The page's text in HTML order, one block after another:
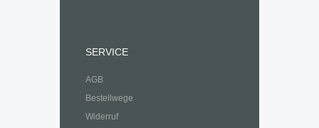
SERVICE
AGB
Bestellwege
Widerruf